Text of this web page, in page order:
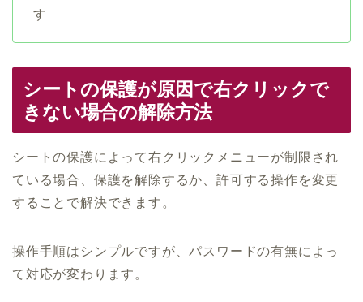
す
シートの保護が原因で右クリックで
きない場合の解除方法
シートの保護によって右クリックメニューが制限され
ている場合、保護を解除するか、許可する操作を変更
することで解決できます。
操作手順はシンプルですが、パスワードの有無によっ
て対応が変わります。